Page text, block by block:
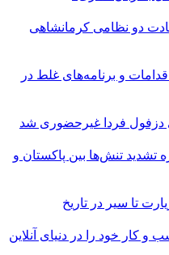
دو نظامی کرمانشاهی
و برنامه‌های غلط در
دزفول فردا غیرحضوری شد
تشدید تنش‌ها بین پاکستان و
تا سیر در تاریخ
و کار خود را در دنیای آنلاین